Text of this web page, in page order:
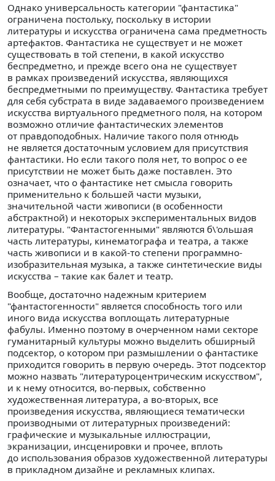
Однако универсальность категории "фантастика"
ограничена постольку, поскольку в истории
литературы и искусства ограничена сама предметность
артефактов. Фантастика не существует и не может
существовать в той степени, в какой искусство
беспредметно, и прежде всего она не существует
в рамках произведений искусства, являющихся
беспредметными по преимуществу. Фантастика требует
для себя субстрата в виде задаваемого произведением
искусства виртуального предметного поля, на котором
возможно отличие фантастических элементов
от правдоподобных. Наличие такого поля отнюдь
не является достаточным условием для присутствия
фантастики. Но если такого поля нет, то вопрос о ее
присутствии не может быть даже поставлен. Это
означает, что о фантастике нет смысла говорить
применительно к большей части музыки,
значительной части живописи (в особенности
абстрактной) и некоторых экспериментальных видов
литературы. "Фантастогенными" являются б\'ольшая
часть литературы, кинематографа и театра, а также
часть живописи и в какой-то степени программно-
изобразительная музыка, а также синтетические виды
искусства – такие как балет и театр.
Вообще, достаточно надежным критерием
"фантастогенности" является способность того или
иного вида искусства воплощать литературные
фабулы. Именно поэтому в очерченном нами секторе
гуманитарный культуры можно выделить обширный
подсектор, о котором при размышлении о фантастике
приходится говорить в первую очередь. Этот подсектор
можно назвать "литературоцентрическим искусством",
и к нему относится, во-первых, собственно
художественная литература, а во-вторых, все
произведения искусства, являющиеся тематически
производными от литературных произведений:
графические и музыкальные иллюстрации,
экранизации, инсценировки и прочее, вплоть
до использования образов художественной литературы
в прикладном дизайне и рекламных клипах.